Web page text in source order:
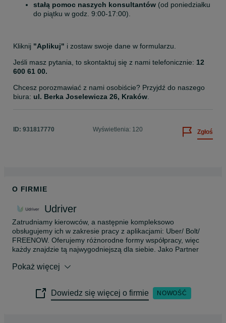
stałą pomoc naszych konsultantów (od poniedziałku
do piątku w godz. 9:00-17:00).
Kliknij "Aplikuj" i zostaw swoje dane w formularzu.
Jeśli masz pytania, to skontaktuj się z nami telefonicznie: 12
600 61 00.
Chcesz porozmawiać z nami osobiście? Przyjdź do naszego
biura: ul. Berka Joselewicza 26, Kraków.
ID: 931817770 Wyświetlenia: 120 Zgłoś
O FIRMIE
Udriver
Zatrudniamy kierowców, a następnie kompleksowo
obsługujemy ich w zakresie pracy z aplikacjami: Uber/ Bolt/
FREENOW. Oferujemy różnorodne formy współpracy, więc
każdy znajdzie tą najwygodniejszą dla siebie. Jako Partner
oraz wynagrodzeniem z aplikacji. Pomagamy cudzoziemcom w
Pokaż więcej
Dowiedz się więcej o firmie NOWOŚĆ